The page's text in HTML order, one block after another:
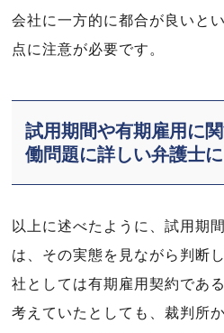
会社に一方的に都合が良いと
点に注意が必要です。
試用期間や有期雇用に
働問題に詳しい弁護士に
以上に述べたように、試用期
は、その実態を見ながら判断
社としては有期雇用契約であ
考えていたとしても、裁判所